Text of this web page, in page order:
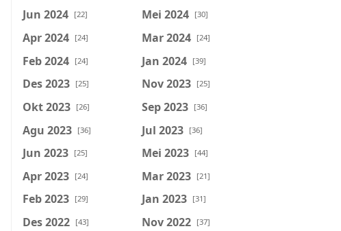
Jun 2024 [22] Mei 2024 [30]
Apr 2024 [24] Mar 2024 [24]
Feb 2024 [24] Jan 2024 [39]
Des 2023 [25] Nov 2023 [25]
Okt 2023 [26] Sep 2023 [36]
Agu 2023 [36] Jul 2023 [36]
Jun 2023 [25] Mei 2023 [44]
Apr 2023 [24] Mar 2023 [21]
Feb 2023 [29] Jan 2023 [31]
Des 2022 [43] Nov 2022 [37]